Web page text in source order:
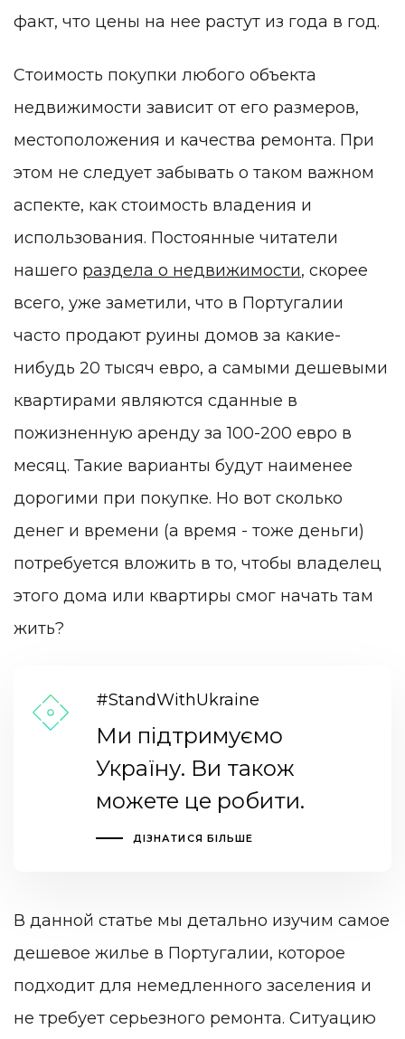
факт, что цены на нее растут из года в год.
Стоимость покупки любого объекта
недвижимости зависит от его размеров,
местоположения и качества ремонта. При
этом не следует забывать о таком важном
аспекте, как стоимость владения и
использования. Постоянные читатели
нашего раздела о недвижимости, скорее
всего, уже заметили, что в Португалии
часто продают руины домов за какие-
нибудь 20 тысяч евро, а самыми дешевыми
квартирами являются сданные в
пожизненную аренду за 100-200 евро в
месяц. Такие варианты будут наименее
дорогими при покупке. Но вот сколько
денег и времени (а время - тоже деньги)
потребуется вложить в то, чтобы владелец
этого дома или квартиры смог начать там
жить?
#StandWithUkraine
Ми підтримуємо
Україну. Ви також
можете це робити.
ДІЗНАТИСЯ БІЛЬШЕ
В данной статье мы детально изучим самое
дешевое жилье в Португалии, которое
подходит для немедленного заселения и
не требует серьезного ремонта. Ситуацию